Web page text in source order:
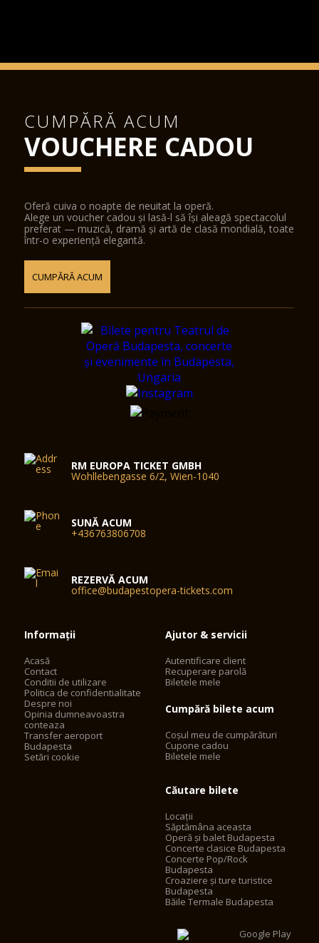
CUMPĂRĂ ACUM
VOUCHERE CADOU
Oferă cuiva o noapte de neuitat la operă.
Alege un voucher cadou și lasă-l să își aleagă spectacolul
preferat — muzică, dramă și artă de clasă mondială, toate
într-o experiență elegantă.
CUMPĂRĂ ACUM
RM EUROPA TICKET GMBH
Wohllebengasse 6/2, Wien-1040
SUNĂ ACUM
+436763806708
REZERVĂ ACUM
office@budapestopera-tickets.com
Informații
Acasă
Contact
Conditii de utilizare
Politica de confidentialitate
Despre noi
Opinia dumneavoastra
conteaza
Transfer aeroport
Budapesta
Setări cookie
Ajutor & servicii
Autentificare client
Recuperare parolă
Biletele mele
Cumpără bilete acum
Coșul meu de cumpărături
Cupone cadou
Biletele mele
Căutare bilete
Locații
Săptămâna aceasta
Operă și balet Budapesta
Concerte clasice Budapesta
Concerte Pop/Rock
Budapesta
Croaziere și ture turistice
Budapesta
Băile Termale Budapesta